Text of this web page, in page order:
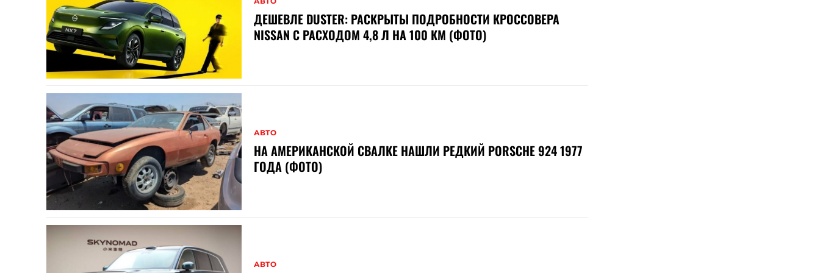
ДЕШЕВЛЕ DUSTER: РАСКРЫТЫ ПОДРОБНОСТИ КРОССОВЕРА
NISSAN С РАСХОДОМ 4,8 Л НА 100 КМ (ФОТО)
АВТО
НА АМЕРИКАНСКОЙ СВАЛКЕ НАШЛИ РЕДКИЙ PORSCHE 924 1977
ГОДА (ФОТО)
АВТО